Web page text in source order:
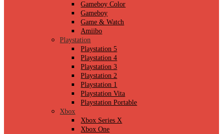
Gameboy Color
Gameboy
Game & Watch
Amiibo
Playstation
Playstation 5
Playstation 4
Playstation 3
Playstation 2
Playstation 1
Playstation Vita
Playstation Portable
Xbox
Xbox Series X
Xbox One